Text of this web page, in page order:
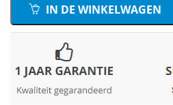
IN DE WINKELWAGEN